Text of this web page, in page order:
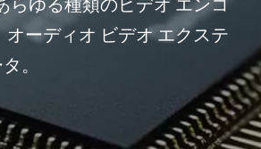
オーディオ ビデオ エクステ
。